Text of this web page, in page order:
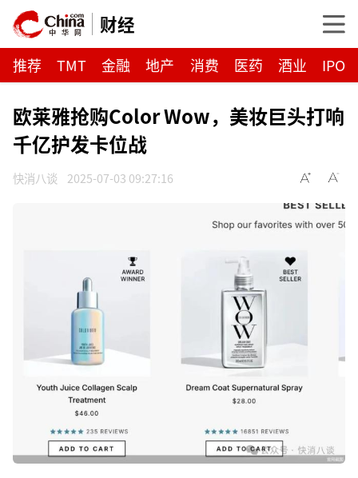
财经
推荐 TMT 金融 地产 消费 医药 酒业 IPO
欧莱雅抢购Color Wow，美妆巨头打响
千亿护发卡位战
快消八谈 2025-07-03 09:27:16